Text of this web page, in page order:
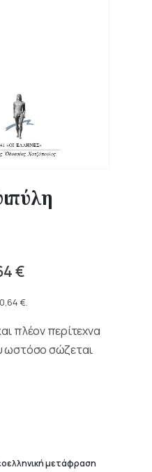
€
€.
πλέον περίτεχνα
ωστόσο σώζεται
μετάφραση